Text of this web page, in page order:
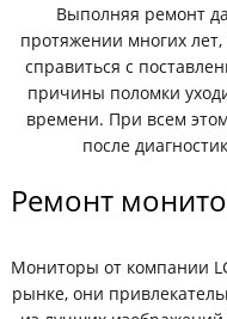
Выполняя ремонт
протяжении многих
справиться с
причины поломки
времени. При всем
после
Ремонт
Мониторы от компании
рынке, они